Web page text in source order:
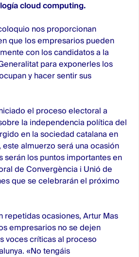
cloud computing.
nos proporcionan
que los empresarios pueden
con los candidatos a la
para exponerles los
y hacer sentir sus
el proceso electoral a
la independencia política del
en la sociedad catalana en
almuerzo será una ocasión
serán los puntos importantes en
de Convergència i Unió de
que se celebrarán el próximo
repetidas ocasiones, Artur Mas
empresarios no se dejen
voces críticas al proceso
«No tengáis